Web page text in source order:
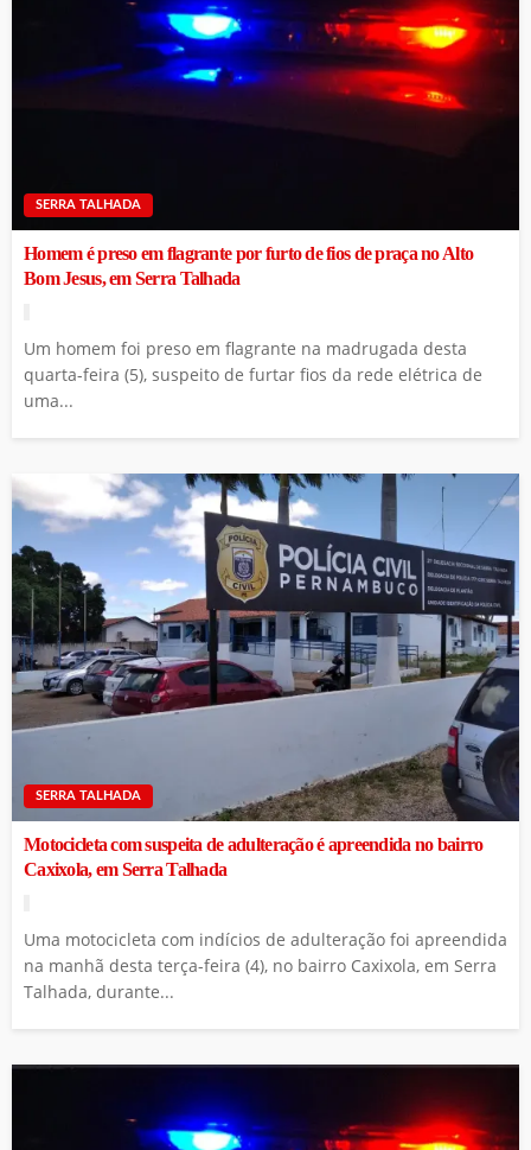
SERRA TALHADA
Homem é preso em flagrante por furto de fios de praça no Alto
Bom Jesus, em Serra Talhada
Um homem foi preso em flagrante na madrugada desta
quarta-feira (5), suspeito de furtar fios da rede elétrica de
uma...
SERRA TALHADA
Motocicleta com suspeita de adulteração é apreendida no bairro
Caxixola, em Serra Talhada
Uma motocicleta com indícios de adulteração foi apreendida
na manhã desta terça-feira (4), no bairro Caxixola, em Serra
Talhada, durante...